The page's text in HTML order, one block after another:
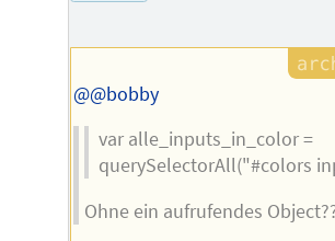
@@bobby
var alle_inputs_in_color =
querySelectorAll("#colors
Ohne ein aufrufendes